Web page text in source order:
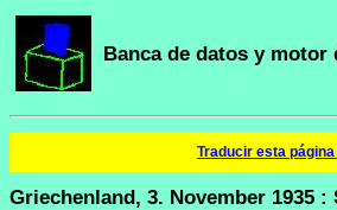
Banca de datos y motor
Traducir esta
Griechenland, 3. November 1935 :